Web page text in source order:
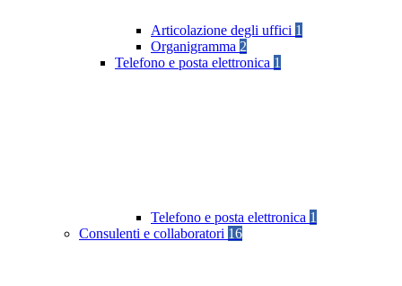
Articolazione degli uffici 1
Organigramma 2
Telefono e posta elettronica 1
Telefono e posta elettronica 1
Consulenti e collaboratori 16